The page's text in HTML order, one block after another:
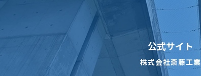
公式サイト
株式会社斎藤工業